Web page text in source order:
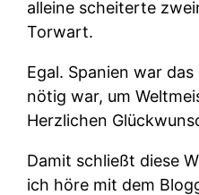
alleine scheiterte
Torwart.
Egal. Spanien war
nötig war, um
Herzlichen
Damit schließt diese
ich höre mit dem